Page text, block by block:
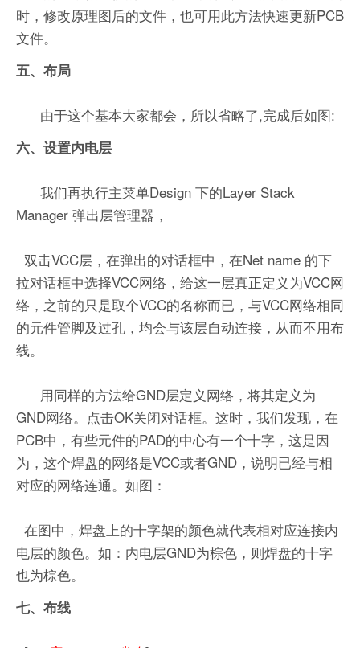
时，修改原理图后的文件，也可用此方法快速更新PCB
文件。
五、布局
由于这个基本大家都会，所以省略了,完成后如图:
六、设置内电层
我们再执行主菜单Design 下的Layer Stack
Manager 弹出层管理器，
双击VCC层，在弹出的对话框中，在Net name 的下
拉对话框中选择VCC网络，给这一层真正定义为VCC网
络，之前的只是取个VCC的名称而已，与VCC网络相同
的元件管脚及过孔，均会与该层自动连接，从而不用布
线。
用同样的方法给GND层定义网络，将其定义为
GND网络。点击OK关闭对话框。这时，我们发现，在
PCB中，有些元件的PAD的中心有一个十字，这是因
为，这个焊盘的网络是VCC或者GND，说明已经与相
对应的网络连通。如图：
在图中，焊盘上的十字架的颜色就代表相对应连接内
电层的颜色。如：内电层GND为棕色，则焊盘的十字
也为棕色。
七、布线